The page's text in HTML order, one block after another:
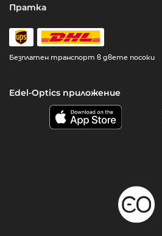
Пратка
Безплатен транспорт в двете посоки
Edel-Optics приложение